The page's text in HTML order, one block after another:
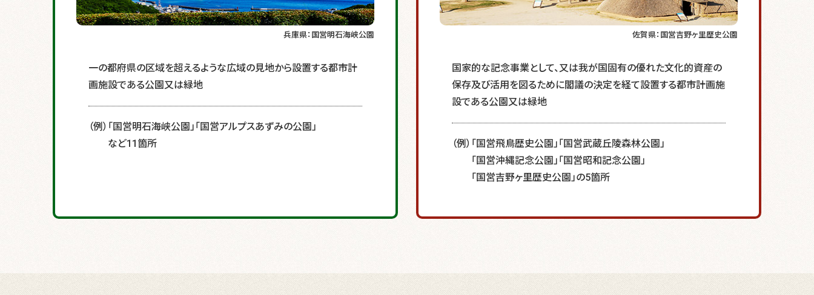
兵庫県：国営明石海峡公園
一の都府県の区域を超えるような広域の見地から設置する都市計
画施設である公園又は緑地
（例）「国営明石海峡公園」「国営アルプスあずみの公園」
など11箇所
佐賀県：国営吉野ヶ里歴史公園
国家的な記念事業として、又は我が国固有の優れた文化的資産の
保存及び活用を図るために閣議の決定を経て設置する都市計画施
設である公園又は緑地
（例）「国営飛鳥歴史公園」「国営武蔵丘陵森林公園」
「国営沖縄記念公園」「国営昭和記念公園」
「国営吉野ヶ里歴史公園」の5箇所